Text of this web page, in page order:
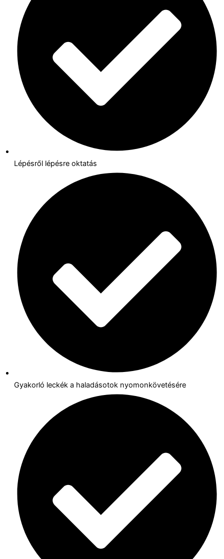
Lépésről lépésre oktatás
Gyakorló leckék a haladásotok nyomonkövetésére